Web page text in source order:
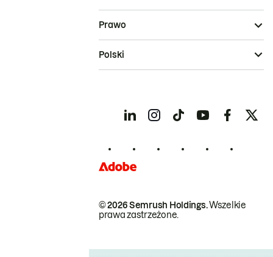
© 2026 Semrush Holdings.Wszelkie
prawa zastrzeżone.
Prawo
Polski